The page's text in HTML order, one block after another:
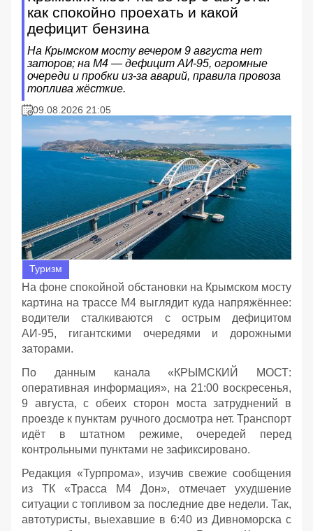
как спокойно проехать и какой
дефицит бензина
На Крымском мосту вечером 9 августа нет
заторов; на М4 — дефицит АИ‑95, огромные
очереди и пробки из‑за аварий, правила провоза
топлива жёсткие.
09.08.2026 21:05
Туризм
На фоне спокойной обстановки на Крымском мосту
картина на трассе М4 выглядит куда напряжённее:
водители сталкиваются с острым дефицитом
АИ‑95, гигантскими очередями и дорожными
заторами.
По данным канала «КРЫМСКИЙ МОСТ:
оперативная информация», на 21:00 воскресенья,
9 августа, с обеих сторон моста затруднений в
проезде к пунктам ручного досмотра нет. Транспорт
идёт в штатном режиме, очередей перед
контрольными пунктами не зафиксировано.
Редакция «Турпрома», изучив свежие сообщения
из ТК «Трасса М4 Дон», отмечает ухудшение
ситуации с топливом за последние две недели. Так,
автотуристы, выехавшие в 6:40 из Дивноморска с